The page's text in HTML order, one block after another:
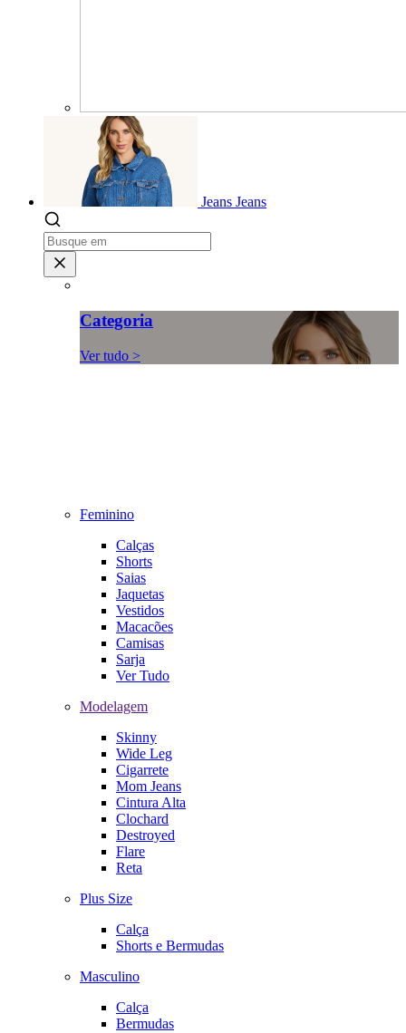
Jeans Jeans
Categoria
Ver tudo >
Feminino
Calças
Shorts
Saias
Jaquetas
Vestidos
Macacões
Camisas
Sarja
Ver Tudo
Modelagem
Skinny
Wide Leg
Cigarrete
Mom Jeans
Cintura Alta
Clochard
Destroyed
Flare
Reta
Plus Size
Calça
Shorts e Bermudas
Masculino
Calça
Bermudas